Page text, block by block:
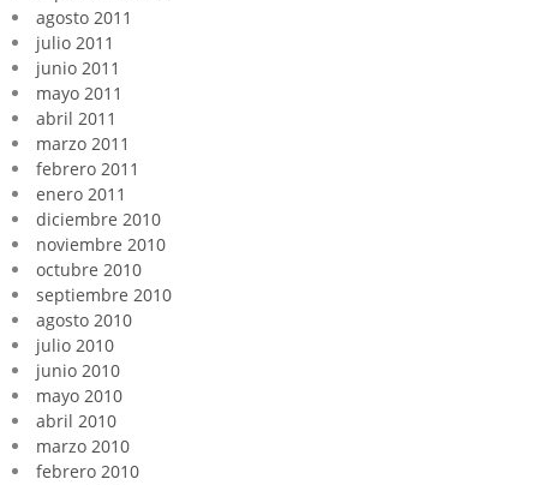
agosto 2011
julio 2011
junio 2011
mayo 2011
abril 2011
marzo 2011
febrero 2011
enero 2011
diciembre 2010
noviembre 2010
octubre 2010
septiembre 2010
agosto 2010
julio 2010
junio 2010
mayo 2010
abril 2010
marzo 2010
febrero 2010